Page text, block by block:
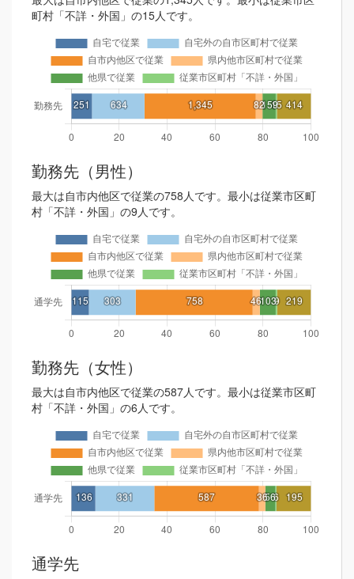
町村「不詳・外国」の15人です。
勤務先（男性）
最大は自市内他区で従業の758人です。最小は従業市区町
村「不詳・外国」の9人です。
勤務先（女性）
最大は自市内他区で従業の587人です。最小は従業市区町
村「不詳・外国」の6人です。
通学先